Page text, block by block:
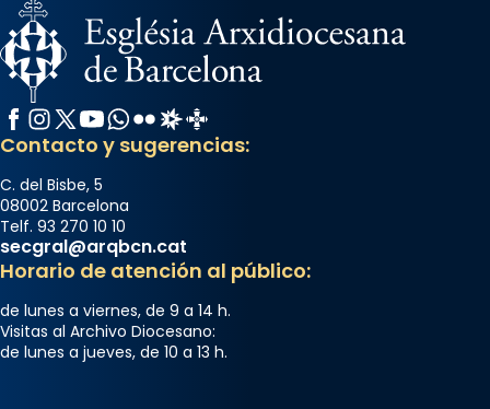
Facebook
Instagram
X / Twitter
YouTube
WhatsApp
FlickrRadio Estel
Catalunya Cristiana
Contacto y sugerencias:
C. del Bisbe, 5
08002 Barcelona
Telf. 93 270 10 10
secgral@arqbcn.cat
Horario de atención al público:
de lunes a viernes, de 9 a 14 h.
Visitas al Archivo Diocesano:
de lunes a jueves, de 10 a 13 h.